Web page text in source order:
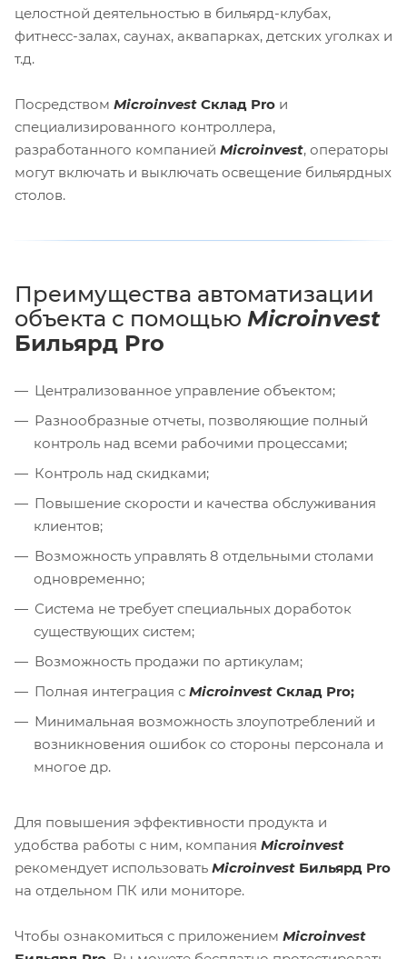
целостной деятельностью в бильярд-клубах,
фитнесс-залах, саунах, аквапарках, детских уголках и
т.д.
Посредством Microinvest Склад Pro и
специализированного контроллера,
разработанного компанией Microinvest, операторы
могут включать и выключать освещение бильярдных
столов.
Преимущества автоматизации
объекта с помощью Microinvest
Бильярд Pro
Централизованное управление объектом;
Разнообразные отчеты, позволяющие полный
контроль над всеми рабочими процессами;
Контроль над скидками;
Повышение скорости и качества обслуживания
клиентов;
Возможность управлять 8 отдельными столами
одновременно;
Система не требует специальных доработок
существующих систем;
Возможность продажи по артикулам;
Полная интеграция с Microinvest Склад Pro;
Минимальная возможность злоупотреблений и
возникновения ошибок со стороны персонала и
многое др.
Для повышения эффективности продукта и
удобства работы с ним, компания Microinvest
рекомендует использовать Microinvest Бильярд Pro
на отдельном ПК или мониторе.
Чтобы ознакомиться с приложением Microinvest